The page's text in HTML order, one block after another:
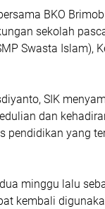
BKO
sekolah
Swasta Islam),
SIK
dan
pendidikan yang
minggu lalu
kembali